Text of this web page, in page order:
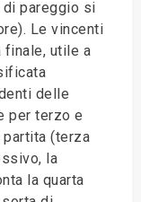
pareggio si
Le vincenti
utile a
delle
per terzo e
(terza
la
la quarta